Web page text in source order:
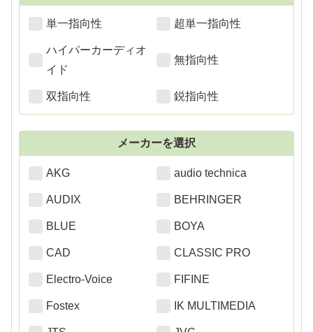
単一指向性 超単一指向性
ハイパーカーディオ
イド
無指向性
双指向性 鋭指向性
メーカーを選択
AKG audio technica
AUDIX BEHRINGER
BLUE BOYA
CAD CLASSIC PRO
Electro-Voice FIFINE
Fostex IK MULTIMEDIA